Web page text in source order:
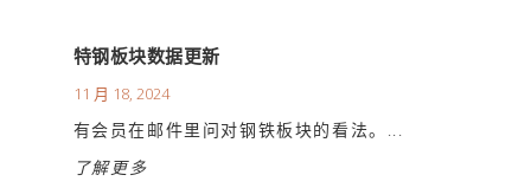
特钢板块数据更新
11 月 18, 2024
有会员在邮件里问对钢铁板块的看法。...
了解更多